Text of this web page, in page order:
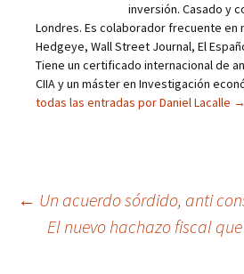
inversión. Casado y
Londres. Es colaborador frecuente en
Hedgeye, Wall Street Journal, El
Tiene un certificado internacional de
CIIA y un máster en Investigación
todas las entradas por Daniel Lacalle →
Navegación
← Un acuerdo sórdido, anti
El nuevo hachazo fiscal